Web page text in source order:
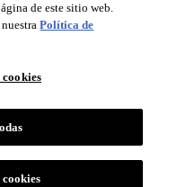
de este sitio web.
nuestraPolítica de